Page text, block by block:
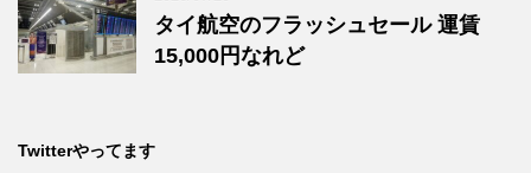
タイ航空のフラッシュセール 運賃
15,000円なれど
Twitterやってます